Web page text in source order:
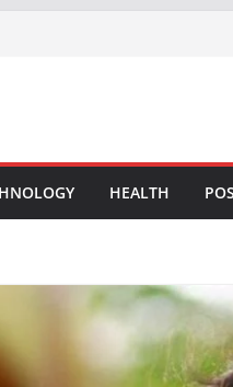
HEALTH